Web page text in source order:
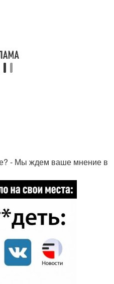
- Мы ждем ваше мнение в